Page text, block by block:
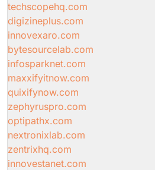
techscopehq.com
digizineplus.com
innovexaro.com
bytesourcelab.com
infosparknet.com
maxxifyitnow.com
quixifynow.com
zephyruspro.com
optipathx.com
nextronixlab.com
zentrixhq.com
innovestanet.com